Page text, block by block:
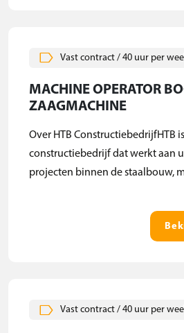
Vast contract / 40 uur per
MACHINE OPERATOR
ZAAGMACHINE
Over HTB ConstructiebedrijfHTB
constructiebedrijf dat werkt aan
projecten binnen de staalbouw,
Vast contract / 40 uur per